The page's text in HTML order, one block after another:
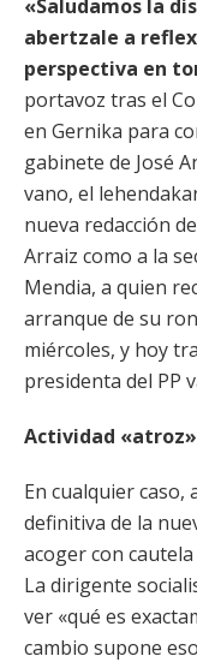
«Saludamos la
abertzale a
perspectiva en
portavoz tras el
en Gernika para
gabinete de José
vano, el
nueva redacción
Arraiz como a la
Mendia, a quien
arranque de su
miércoles, y hoy
presidenta del PP
Actividad «atroz»
En cualquier caso,
definitiva de la
acoger con
La dirigente
ver «qué es
cambio supone